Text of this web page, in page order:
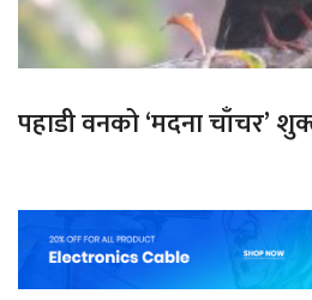
पहाडी वनको ‘मदना चाँचर’